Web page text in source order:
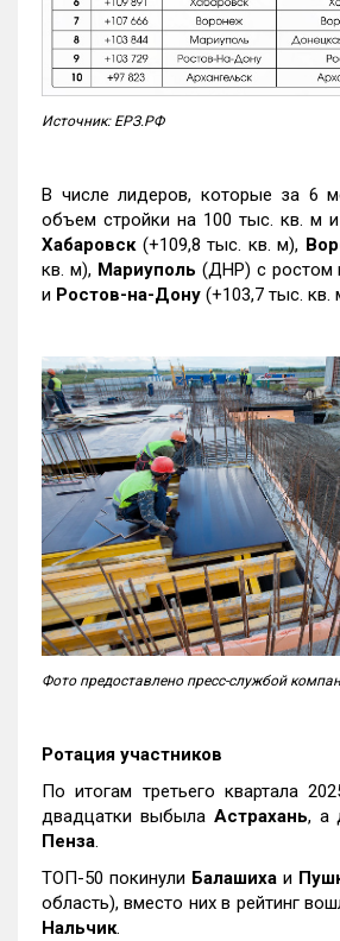
Источник: ЕРЗ.РФ
В числе лидеров, которые за 6
объем стройки на 100 тыс. кв. м и
Хабаровск (+109,8 тыс. кв. м),
кв. м), Мариуполь (ДНР) с ростом
и Ростов-на-Дону (+103,7 тыс. кв.
Фото предоставлено пресс-службой
Ротация участников
По итогам третьего квартала
двадцатки выбыла Астрахань, а
Пенза.
ТОП-50 покинули Балашиха и
область), вместо них в рейтинг
Нальчик.